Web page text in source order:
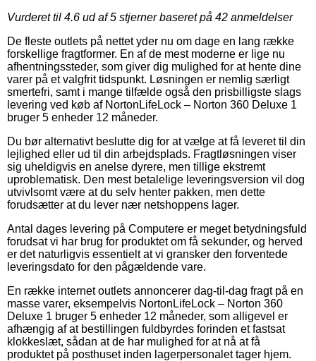
Vurderet til 4.6 ud af 5 stjerner baseret på 42 anmeldelser
De fleste outlets på nettet yder nu om dage en lang række
forskellige fragtformer. En af de mest moderne er lige nu
afhentningssteder, som giver dig mulighed for at hente dine
varer på et valgfrit tidspunkt. Løsningen er nemlig særligt
smertefri, samt i mange tilfælde også den prisbilligste slags
levering ved køb af NortonLifeLock – Norton 360 Deluxe 1
bruger 5 enheder 12 måneder.
Du bør alternativt beslutte dig for at vælge at få leveret til din
lejlighed eller ud til din arbejdsplads. Fragtløsningen viser
sig uheldigvis en anelse dyrere, men tillige ekstremt
uproblematisk. Den mest betalelige leveringsversion vil dog
utvivlsomt være at du selv henter pakken, men dette
forudsætter at du lever nær netshoppens lager.
Antal dages levering på Computere er meget betydningsfuld
forudsat vi har brug for produktet om få sekunder, og herved
er det naturligvis essentielt at vi gransker den forventede
leveringsdato for den pågældende vare.
En række internet outlets annoncerer dag-til-dag fragt på en
masse varer, eksempelvis NortonLifeLock – Norton 360
Deluxe 1 bruger 5 enheder 12 måneder, som alligevel er
afhængig af at bestillingen fuldbyrdes forinden et fastsat
klokkeslæt, sådan at de har mulighed for at nå at få
produktet på posthuset inden lagerpersonalet tager hjem.